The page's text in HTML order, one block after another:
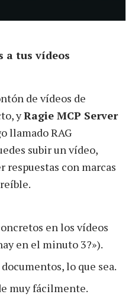
a tus vídeos
de vídeos de
yRagie MCP Server
llamado RAG
subir un vídeo,
respuestas con marcas
en los vídeos
en el minuto 3?»).
lo que sea.
muy fácilmente.